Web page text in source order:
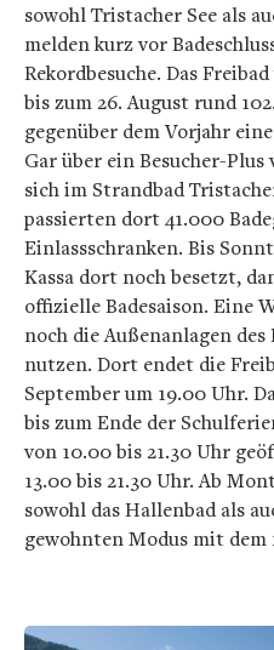
sowohl Tristacher See als
melden kurz vor
Rekordbesuche. Das
bis zum 26. August rund
gegenüber dem Vorjahr
Gar über ein Besucher-
sich im Strandbad
passierten dort 41.000
Einlassschranken. Bis
Kassa dort noch besetzt,
offizielle Badesaison. Eine
noch die Außenanlagen
nutzen. Dort endet die
September um 19.00 Uhr.
bis zum Ende der
von 10.00 bis 21.30 Uhr
13.00 bis 21.30 Uhr. Ab
sowohl das Hallenbad als
gewohnten Modus mit dem